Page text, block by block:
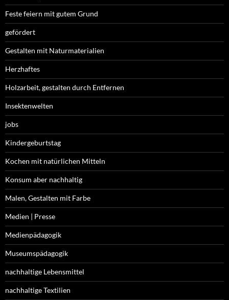
Feste feiern mit gutem Grund
gefördert
Gestalten mit Naturmaterialien
Herzhaftes
Holzarbeit, gestalten durch Entfernen
Insektenwelten
jobs
Kindergeburtstag
Kochen mit natürlichen Mitteln
Konsum aber nachhaltig
Malen, Gestalten mit Farbe
Medien | Presse
Medienpädagogik
Museumspädagogik
nachhaltige Lebensmittel
nachhaltige Textilien